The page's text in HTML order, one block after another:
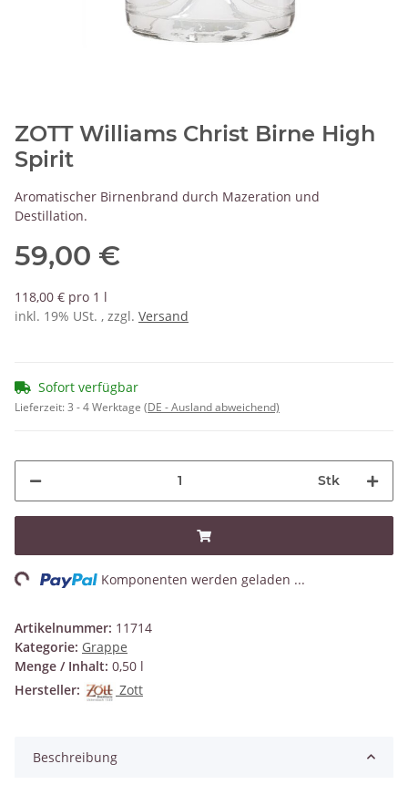
ZOTT Williams Christ Birne High
Spirit
Aromatischer Birnenbrand durch Mazeration und
Destillation.
59,00 €
118,00 € pro 1 l
inkl. 19% USt. , zzgl. Versand
Sofort verfügbar
Lieferzeit:3 - 4 Werktage (DE - Ausland abweichend)
Stk
Komponenten werden geladen ...
Artikelnummer: 11714
Kategorie: Grappe
Menge / Inhalt: 0,50 l
Hersteller:
Zott
Beschreibung